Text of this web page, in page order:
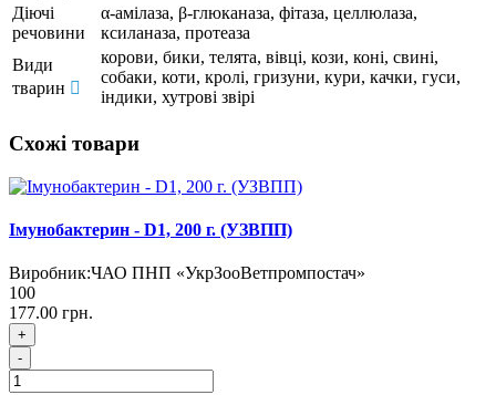
Діючі
речовини
α-амілаза, β-глюканаза, фітаза, целлюлаза,
ксиланаза, протеаза
Види
тварин
корови, бики, телята, вівці, кози, коні, свині,
собаки, коти, кролі, гризуни, кури, качки, гуси,
індики, хутрові звірі
Схожі товари
Імунобактерин - D1, 200 г. (УЗВПП)
Виробник:ЧАО ПНП «УкрЗооВетпромпостач»
100
177.00 грн.
+
-